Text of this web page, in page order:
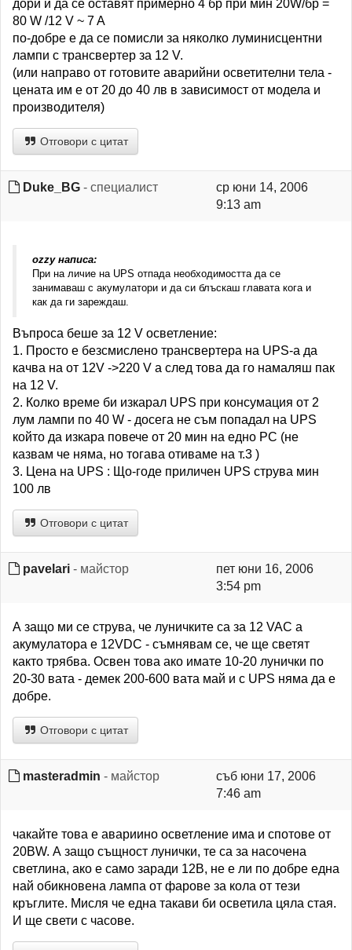
дори и да се оставят примерно 4 бр при мин 20W/бр =
80 W /12 V ~ 7 A
по-добре е да се помисли за няколко луминисцентни
лампи с трансвертер за 12 V.
(или направо от готовите аварийни осветителни тела -
цената им е от 20 до 40 лв в зависимост от модела и
производителя)
Отговори с цитат
Duke_BG - специалист
ср юни 14, 2006
9:13 am
ozzy написа:
При на личие на UPS отпада необходимостта да се
занимаваш с акумулатори и да си блъскаш главата кога и
как да ги зареждаш.
Въпроса беше за 12 V осветление:
1. Просто е безсмислено трансвертера на UPS-а да
качва на от 12V ->220 V а след това да го намаляш пак
на 12 V.
2. Колко време би изкарал UPS при консумация от 2
лум лампи по 40 W - досега не съм попадал на UPS
който да изкара повече от 20 мин на едно PC (не
казвам че няма, но тогава отиваме на т.3 )
3. Цена на UPS : Що-годе приличен UPS струва мин
100 лв
Отговори с цитат
pavelari - майстор
пет юни 16, 2006
3:54 pm
А защо ми се струва, че луничките са за 12 VAC а
акумулатора е 12VDC - съмнявам се, че ще светят
както трябва. Освен това ако имате 10-20 лунички по
20-30 вата - демек 200-600 вата май и с UPS няма да е
добре.
Отговори с цитат
masteradmin - майстор
съб юни 17, 2006
7:46 am
чакайте това е авариино осветление има и спотове от
20ВW. А защо същност лунички, те са за насочена
светлина, ако е само заради 12В, не е ли по добре една
най обикновена лампа от фарове за кола от тези
кръглите. Мисля че една такави би осветила цяла стая.
И ще свети с часове.